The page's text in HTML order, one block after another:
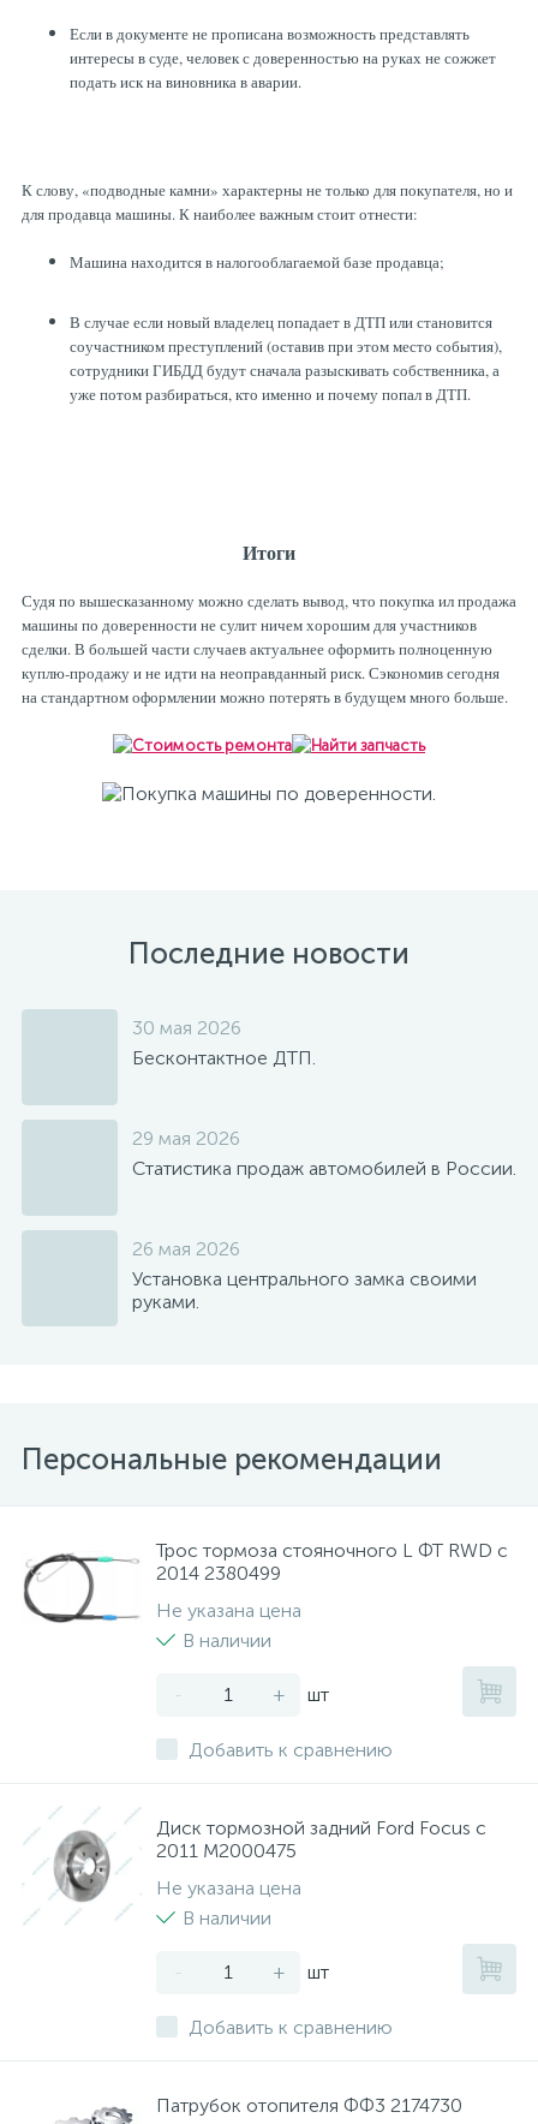
Если в документе не прописана возможность представлять
интересы в суде, человек с доверенностью на руках не сожжет
подать иск на виновника в аварии.
К слову, «подводные камни» характерны не только для покупателя, но и
для продавца машины. К наиболее важным стоит отнести:
Машина находится в налогооблагаемой базе продавца;
В случае если новый владелец попадает в ДТП или становится
соучастником преступлений (оставив при этом место события),
сотрудники ГИБДД будут сначала разыскивать собственника, а
уже потом разбираться, кто именно и почему попал в ДТП.
Итоги
Судя по вышесказанному можно сделать вывод, что покупка ил продажа
машины по доверенности не сулит ничем хорошим для участников
сделки. В большей части случаев актуальнее оформить полноценную
куплю-продажу и не идти на неоправданный риск. Сэкономив сегодня
на стандартном оформлении можно потерять в будущем много больше.
Последние новости
30 мая 2026
Бесконтактное ДТП.
29 мая 2026
Статистика продаж автомобилей в России.
26 мая 2026
Установка центрального замка своими
руками.
Персональные рекомендации
Трос тормоза стояночного L ФТ RWD с
2014 2380499
Не указана цена
В наличии
- + шт
Добавить к сравнению
Диск тормозной задний Ford Focus с
2011 M2000475
Не указана цена
В наличии
- + шт
Добавить к сравнению
Патрубок отопителя ФФ3 2174730